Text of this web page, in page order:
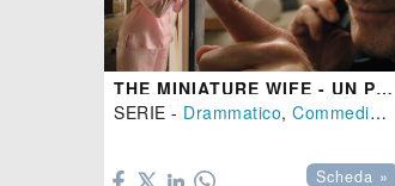
THE MINIATURE WIFE - UN PICCOLO PROBLEMA
SERIE - Drammatico, Commedia - (
Scheda »